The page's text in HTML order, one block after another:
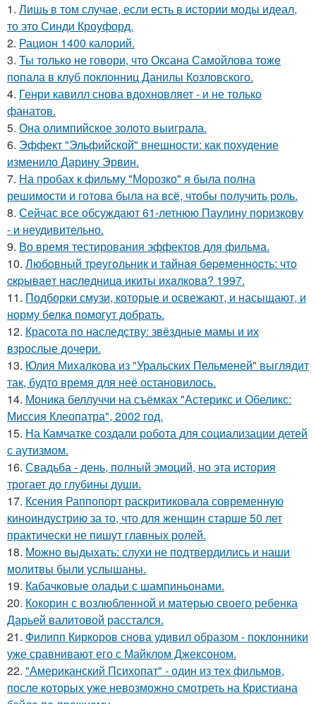
1. Лишь в том случае, если есть в истории моды идеал,
то это Синди Кроуфорд.
2. Рацион 1400 калорий.
3. Ты только не говори, что Оксана Самойлова тоже
попала в клуб поклонниц Данилы Козловского.
4. Генри кавилл снова вдохновляет - и не только
фанатов.
5. Она олимпийское золото выиграла.
6. Эффект "Эльфийской" внешности: как похудение
изменило Дарину Эрвин.
7. На пробах к фильму "Морозко" я была полна
решимости и готова была на всё, чтобы получить роль.
8. Сейчас все обсуждают 61-летнюю Паулину поризкову
- и неудивительно.
9. Во время тестирования эффектов для фильма.
10. Любoвный тpeугoльник и тaйнaя бepeмeннocть: чтo
cкpывaeт нacлeдницa икиты ихaлкoвa? 1997.
11. Подборки смузи, которые и освежают, и насыщают, и
норму белка помогут добрать.
12. Красота по наследству: звёздные мамы и их
взрослые дочери.
13. Юлия Михалкова из "Уральских Пельменей" выглядит
так, будто время для неё остановилось.
14. Моника беллуччи на съёмках "Астерикс и Обеликс:
Миссия Клеопатра", 2002 год.
15. На Камчатке создали робота для социализации детей
с аутизмом.
16. Свадьба - день, полный эмоций, но эта история
трогает до глубины души.
17. Ксения Раппопорт раскритиковала современную
киноиндустрию за то, что для женщин старше 50 лет
практически не пишут главных ролей.
18. Можно выдыхать: слухи не подтвердились и наши
молитвы были услышаны.
19. Кабачковые оладьи с шампиньонами.
20. Кокорин с возлюбленной и матерью своего ребенка
Дарьей валитовой расстался.
21. Филипп Киркоров снова удивил образом - поклонники
уже сравнивают его с Майклом Джексоном.
22. "Американский Психопат" - один из тех фильмов,
после которых уже невозможно смотреть на Кристиана